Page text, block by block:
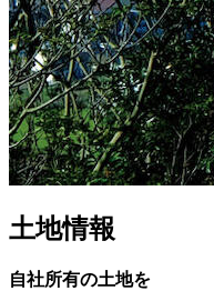
土地情報
自社所有の土地を